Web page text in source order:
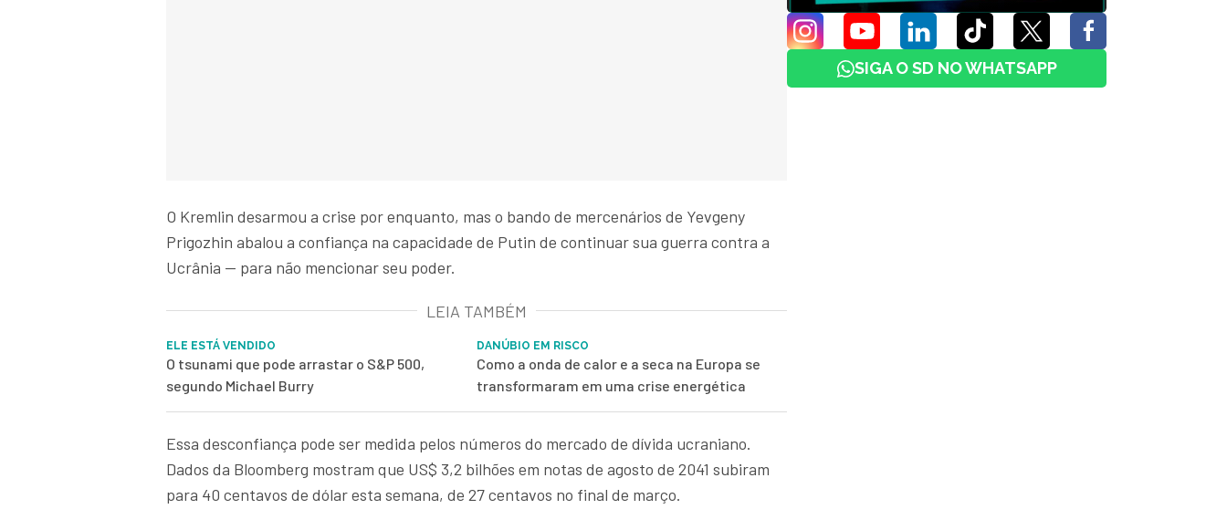
O Kremlin desarmou a crise por enquanto, mas o bando de mercenários de Yevgeny
Prigozhin abalou a confiança na capacidade de Putin de continuar sua guerra contra a
Ucrânia — para não mencionar seu poder.
LEIA TAMBÉM
ELE ESTÁ VENDIDO
O tsunami que pode arrastar o S&P 500,
segundo Michael Burry
DANÚBIO EM RISCO
Como a onda de calor e a seca na Europa se
transformaram em uma crise energética
Essa desconfiança pode ser medida pelos números do mercado de dívida ucraniano.
Dados da Bloomberg mostram que US$ 3,2 bilhões em notas de agosto de 2041 subiram
para 40 centavos de dólar esta semana, de 27 centavos no final de março.
SIGA O SD NO WHATSAPP